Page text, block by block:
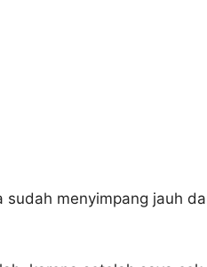
sudah menyimpang jauh